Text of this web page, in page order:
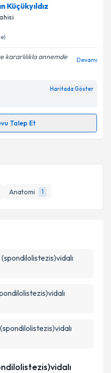
Anatomi 1
randevu takvimi talebi
randevu almanız için bir
posta ile bilgilendireceğiz.
ilişkin
Aydınlatma
verilerimin belirtilen
kabul ediyorum.
Küçükyıldız
kararlılıkla annemde
Devamı
Haritada Göster
Talep Et
e-posta ile
ilişkinAydınlatma